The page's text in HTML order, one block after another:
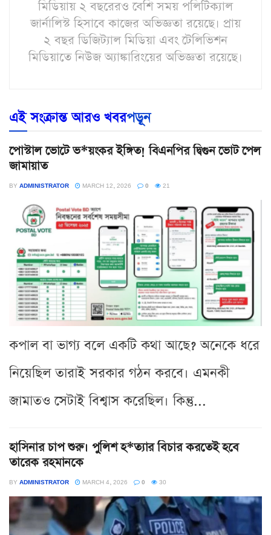
মিডিয়ায় ২ বছরেরও বেশি সময় পলিটিক্যাল
জার্নালিস্ট হিসাবে কাজের অভিজ্ঞতা রয়েছে। প্রায়
২ বছর ডিজিট্যাল মিডিয়া এবং টেলিভিশন
মিডিয়াতে নিউজ অ্যাঙ্কারিংয়ের অভিজ্ঞতা রয়েছে।
এই সংক্রান্ত আরও খবরপড়ূন
পোস্টাল ভোটে ভ*য়ংকর ইঙ্গিত! বিএনপির দ্বিগুন ভোট পেল
জামায়াত
BY ADMINISTRATOR MARCH 12, 2026 0 21
কপাল বা ভাগ্য বলে একটি কথা আছে? অনেকে ধরে
নিয়েছিল তারাই সরকার গঠন করবে। এমনকী
জামাতও সেটাই বিশ্বাস করেছিল। কিন্তু...
হাসিনার চাপ শুরু। পুলিশ হ*ত্যার বিচার করতেই হবে
তারেক রহমানকে
BY ADMINISTRATOR MARCH 4, 2026 0 30